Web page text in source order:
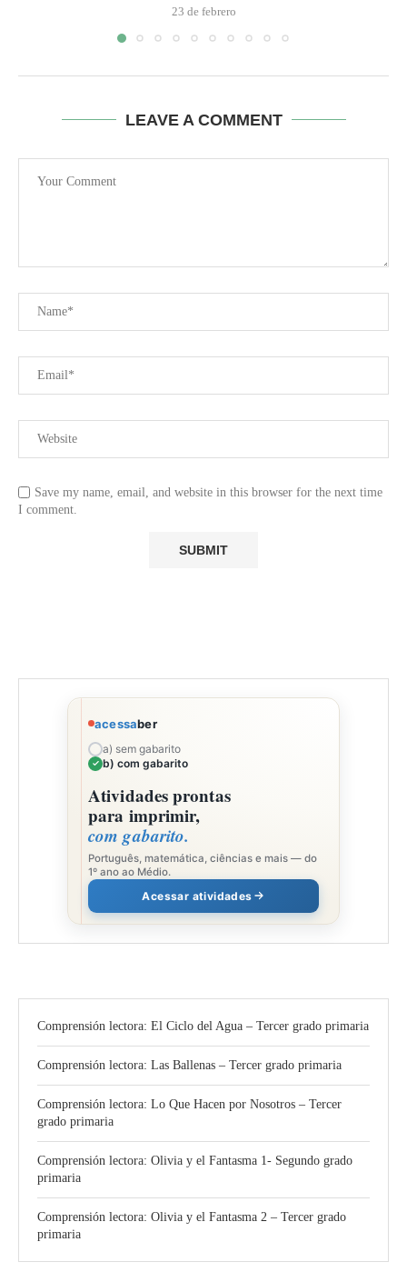
23 de febrero
LEAVE A COMMENT
Save my name, email, and website in this browser for the next time
I comment.
acessaber
a) sem gabarito
b) com gabarito
Atividades prontas
para imprimir,
com gabarito.
Português, matemática, ciências e mais — do
1º ano ao Médio.
Acessar atividades
Comprensión lectora: El Ciclo del Agua – Tercer grado primaria
Comprensión lectora: Las Ballenas – Tercer grado primaria
Comprensión lectora: Lo Que Hacen por Nosotros – Tercer
grado primaria
Comprensión lectora: Olivia y el Fantasma 1- Segundo grado
primaria
Comprensión lectora: Olivia y el Fantasma 2 – Tercer grado
primaria